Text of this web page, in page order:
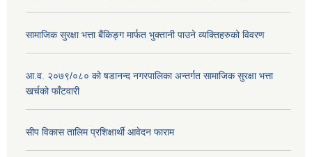
सामाजिक सुरक्षा भत्ता बैंकिङ्ग मार्फत भुक्तानी पाउने व्यक्तिहरुको विवरण
आ.व. २०७९/०८० को षडानन्द नगरपालिका अन्तर्गत सामाजिक सुरक्षा भत्ता
खर्चको फाँटवारी
सीप विकास तालिम प्रशिक्षार्थी आवेदन फाराम